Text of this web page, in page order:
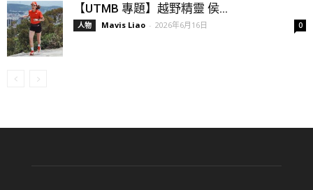
【UTMB 專題】越野精靈 侯...
人物 Mavis Liao - 2026年6月16日 0